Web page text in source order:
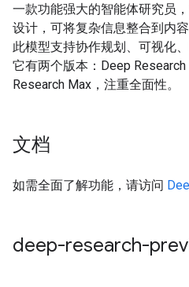
一款功能强大的智能体研究员
设计，可将复杂信息整合到内
此模型支持协作规划、可视化
它有两个版本：Deep
Research Max，注重全面性。
文档
如需全面了解功能，请访问
deep-research-